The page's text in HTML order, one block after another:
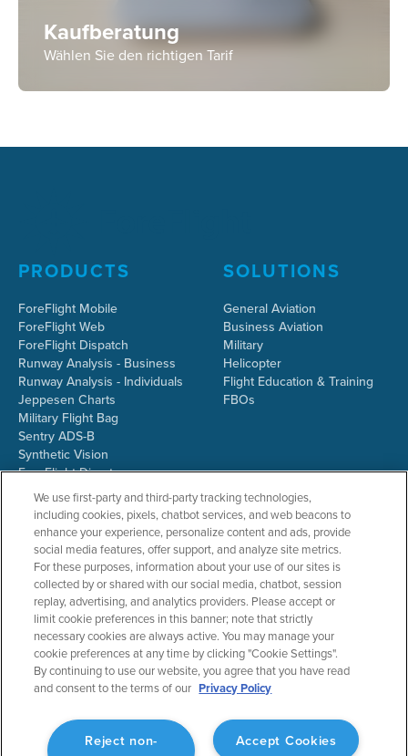
Kaufberatung
Wählen Sie den richtigen Tarif
PRODUCTS
ForeFlight Mobile
ForeFlight Web
ForeFlight Dispatch
Runway Analysis - Business
Runway Analysis - Individuals
Jeppesen Charts
Military Flight Bag
Sentry ADS-B
Synthetic Vision
ForeFlight Directory
JetFuelX
CloudAhoy
Flight Data Analysis
Plans & Pricing
Gift Certificates
SOLUTIONS
General Aviation
Business Aviation
Military
Helicopter
Flight Education & Training
FBOs
RESOURCES
Resources Home
Support Center
Webinars
Release History
COMPANY
About ForeFlight
Team
Partners
ForeFlight Careers
Media Kit
We use first-party and third-party tracking technologies,
including cookies, pixels, chatbot services, and web beacons to
enhance your experience, personalize content and ads, provide
social media features, offer support, and analyze site metrics.
For these purposes, information about your use of our sites is
collected by or shared with our social media, chatbot, session
replay, advertising, and analytics providers. Please accept or
limit cookie preferences in this banner; note that strictly
necessary cookies are always active. You may manage your
cookie preferences at any time by clicking "Cookie Settings".
By continuing to use our website, you agree that you have read
and consent to the terms of our Privacy Policy
Accept Cookies
Reject non-